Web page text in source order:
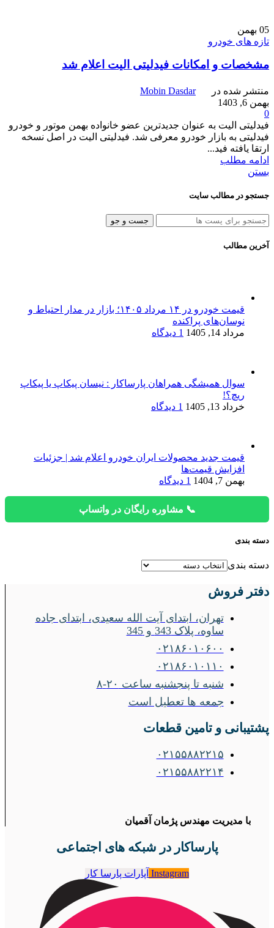
05 بهمن
تازه های خودرو
مشخصات و امکانات فیدلیتی الیت اعلام شد
منتشر شده در
Mobin Dasdar
بهمن 6, 1403
0
فیدلیتی الیت به عنوان جدیدترین عضو خانواده بهمن موتور و خودرو
فیدلیتی به بازار خودرو معرفی شد. فیدلیتی الیت در اصل نسخه
ارتقا یافته فید...
ادامه مطلب
بستن
جستجو در مطالب سایت
جست و جو
آخرین مطالب
قیمت خودرو در ۱۴ مرداد ۱۴۰۵؛ بازار در مدار احتیاط و
نوسان‌های پراکنده
مرداد 14, 1405
1 دیدگاه
سوال همیشگی همراهان پارساکار : نیسان پیکاپ یا پیکاپ
ریچ؟!
خرداد 13, 1405
1 دیدگاه
قیمت جدید محصولات ایران خودرو اعلام شد | جزئیات
افزایش قیمت‌ها
بهمن 7, 1404
1 دیدگاه
📞 مشاوره رایگان در واتساپ
دسته بندی
دسته بندی
دفتر فروش
تهران، ابتدای آیت الله سعیدی، ابتدای جاده
ساوه، پلاک 343 و 345
۰۲۱۸۶۰۱۰۶۰۰
۰۲۱۸۶۰۱۰۱۱۰
شنبه تا پنجشنبه ساعت ۲۰-۸
جمعه ها تعطیل است
پشتیبانی و تامین قطعات
۰۲۱۵۵۸۸۲۲۱۵
۰۲۱۵۵۸۸۲۲۱۴
با مدیریت مهندس پژمان آقمیان
پارساکار در شبکه های اجتماعی
Instagram آپارات پارسا کار